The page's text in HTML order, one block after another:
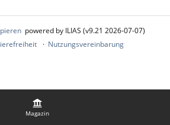
Magazin
powered by ILIAS (v9.21 2026-07-07)
Nutzungsvereinbarung